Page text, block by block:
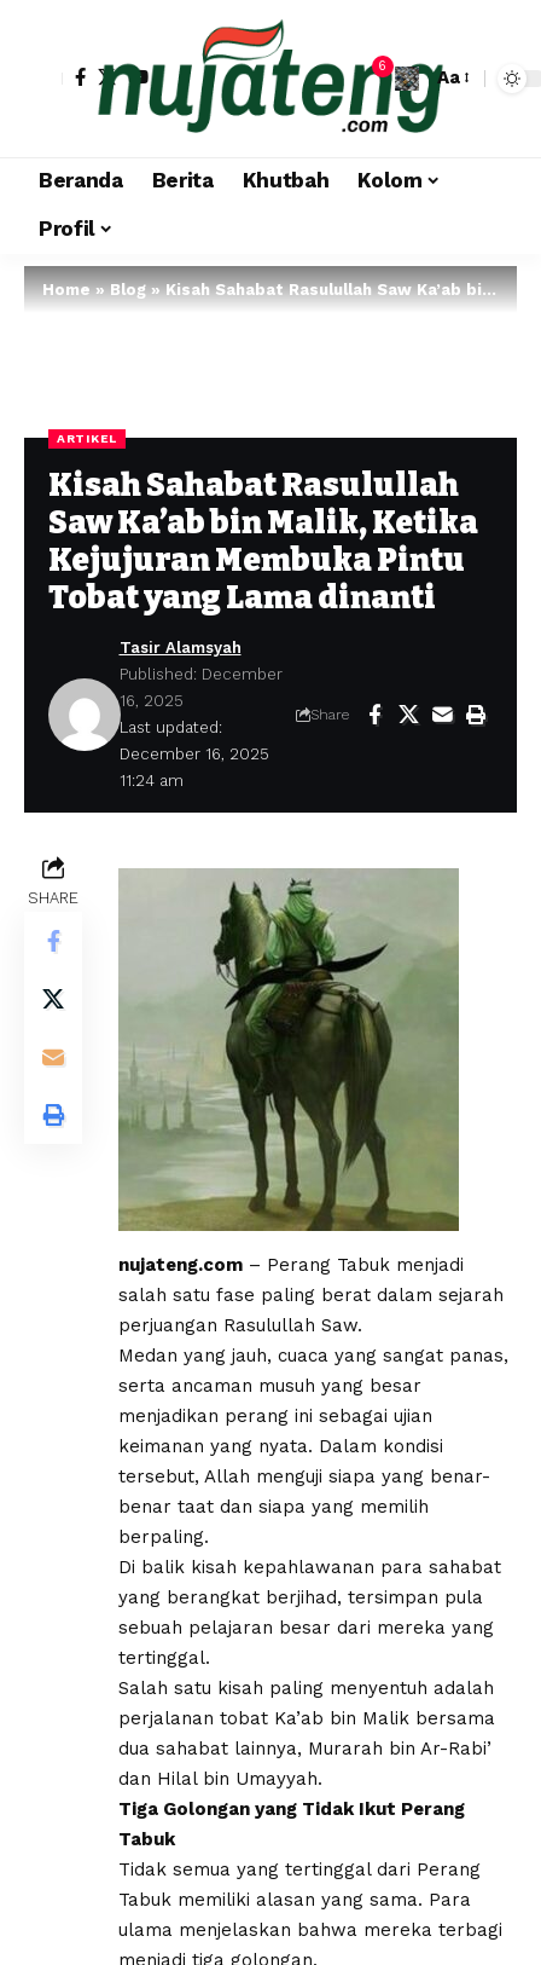
6
Aa
Beranda Berita Khutbah
Kolom
Profil
Home»Blog»Kisah Sahabat Rasulullah Saw Ka’ab bin Malik, Ketika Kejujuran Membuka Pintu Tobat yang Lama dinanti
ARTIKEL
Kisah Sahabat Rasulullah
Saw Ka’ab bin Malik, Ketika
Kejujuran Membuka Pintu
Tobat yang Lama dinanti
Last updated:
December 16, 2025
11:24 am
Tasir Alamsyah
Published: December
16, 2025
Share
SHARE
nujateng.com – Perang Tabuk menjadi
salah satu fase paling berat dalam sejarah
perjuangan Rasulullah Saw.
Medan yang jauh, cuaca yang sangat panas,
serta ancaman musuh yang besar
menjadikan perang ini sebagai ujian
keimanan yang nyata. Dalam kondisi
tersebut, Allah menguji siapa yang benar-
benar taat dan siapa yang memilih
berpaling.
Di balik kisah kepahlawanan para sahabat
yang berangkat berjihad, tersimpan pula
sebuah pelajaran besar dari mereka yang
tertinggal.
Salah satu kisah paling menyentuh adalah
perjalanan tobat Ka’ab bin Malik bersama
dua sahabat lainnya, Murarah bin Ar-Rabi’
dan Hilal bin Umayyah.
Tiga Golongan yang Tidak Ikut Perang
Tabuk
Tidak semua yang tertinggal dari Perang
Tabuk memiliki alasan yang sama. Para
ulama menjelaskan bahwa mereka terbagi
menjadi tiga golongan.